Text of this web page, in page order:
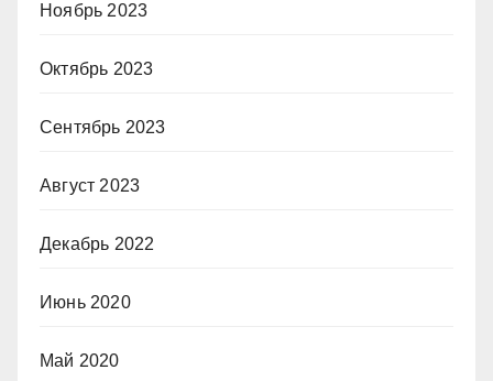
Ноябрь 2023
Октябрь 2023
Сентябрь 2023
Август 2023
Декабрь 2022
Июнь 2020
Май 2020